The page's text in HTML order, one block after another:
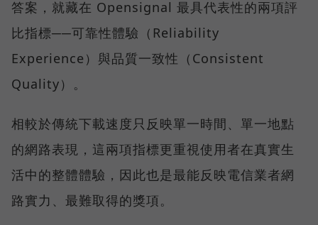
答案，就藏在 Opensignal 最具代表性的兩項評
比指標──可靠性體驗（Reliability
Experience）與品質一致性（Consistent
Quality）。
相較於傳統下載速度只反映單一時間、單一地點
的網路表現，這兩項指標更重視使用者在真實生
活中的整體體驗，因此也是最能反映電信業者網
路實力、最難取得的獎項。